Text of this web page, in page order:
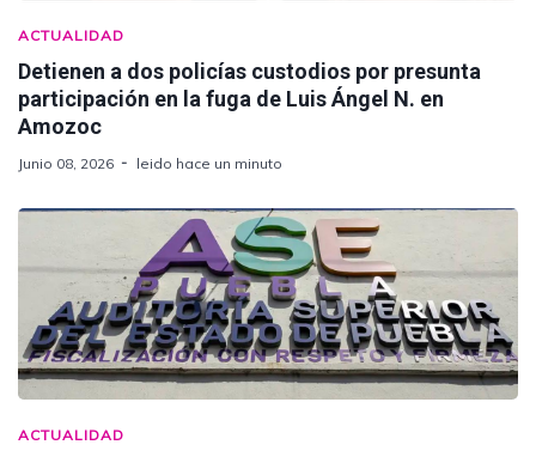
ACTUALIDAD
Detienen a dos policías custodios por presunta
participación en la fuga de Luis Ángel N. en
Amozoc
Junio 08, 2026 leido hace un minuto
ACTUALIDAD